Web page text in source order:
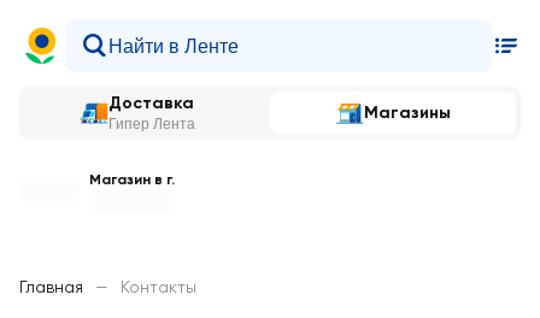
Доставка
Гипер Лента
Магазины
Магазин в г.
Главная — Контакты